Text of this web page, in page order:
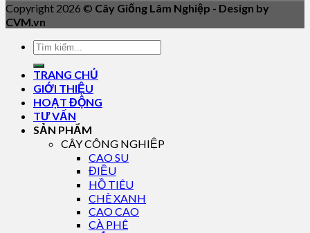
Copyright 2026 © Cây Giống Lâm Nghiệp - Design by
CVM.vn
TRANG CHỦ
GIỚI THIỆU
HOẠT ĐỘNG
TƯ VẤN
SẢN PHẨM
CÂY CÔNG NGHIỆP
CAO SU
ĐIỀU
HỒ TIÊU
CHÈ XANH
CAO CAO
CÀ PHÊ